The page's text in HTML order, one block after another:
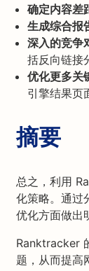
确定内容差
生成综合报
深入的竞争
括反向链接
优化更多关
引擎结果页
摘要
总之，利用
化策略。通过
优化方面做出
Ranktracker
题，从而提高